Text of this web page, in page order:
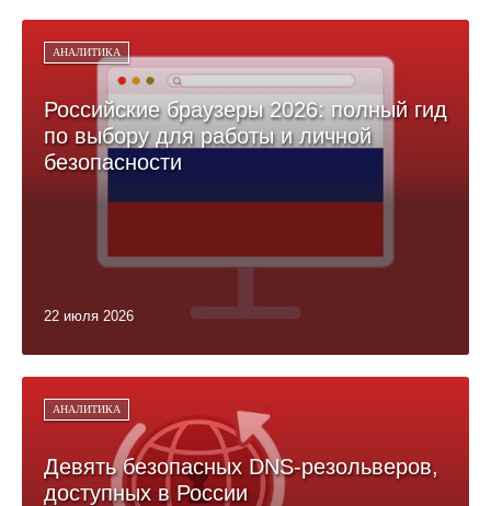
АНАЛИТИКА
Российские браузеры 2026: полный гид
по выбору для работы и личной
безопасности
22 июля 2026
АНАЛИТИКА
Девять безопасных DNS-резольверов,
доступных в России